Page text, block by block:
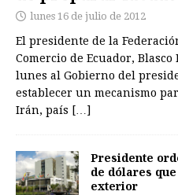
lunes 16 de julio de 2012
El presidente de la
Comercio de Ecuador,
lunes al Gobierno del
establecer un mecanismo
Irán, país […]
Presidente
de dólares
exterior